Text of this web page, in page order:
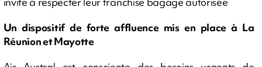
Un dispositif de forte affluence mis en place à La
Réunion et Mayotte